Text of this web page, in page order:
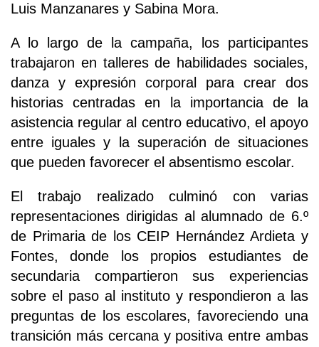
Luis Manzanares y Sabina Mora.
A lo largo de la campaña, los participantes
trabajaron en talleres de habilidades sociales,
danza y expresión corporal para crear dos
historias centradas en la importancia de la
asistencia regular al centro educativo, el apoyo
entre iguales y la superación de situaciones
que pueden favorecer el absentismo escolar.
El trabajo realizado culminó con varias
representaciones dirigidas al alumnado de 6.º
de Primaria de los CEIP Hernández Ardieta y
Fontes, donde los propios estudiantes de
secundaria compartieron sus experiencias
sobre el paso al instituto y respondieron a las
preguntas de los escolares, favoreciendo una
transición más cercana y positiva entre ambas